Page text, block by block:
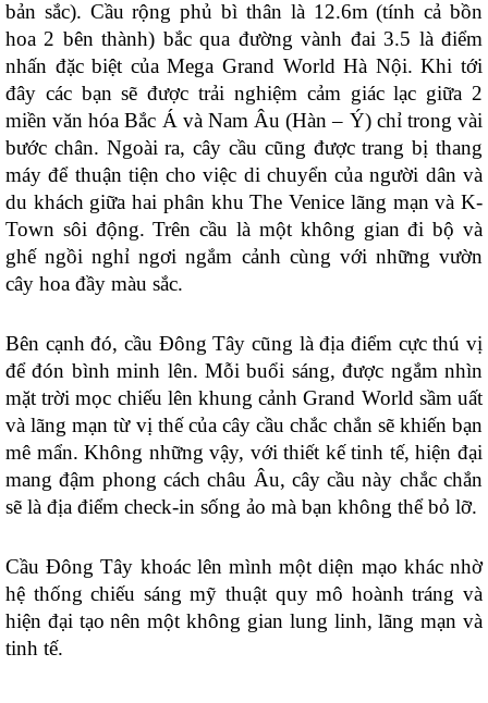
bản sắc). Cầu rộng phủ bì thân là 12.6m (tính cả bồn
hoa 2 bên thành) bắc qua đường vành đai 3.5 là điểm
nhấn đặc biệt của Mega Grand World Hà Nội. Khi tới
đây các bạn sẽ được trải nghiệm cảm giác lạc giữa 2
miền văn hóa Bắc Á và Nam Âu (Hàn – Ý) chỉ trong vài
bước chân. Ngoài ra, cây cầu cũng được trang bị thang
máy để thuận tiện cho việc di chuyển của người dân và
du khách giữa hai phân khu The Venice lãng mạn và K-
Town sôi động. Trên cầu là một không gian đi bộ và
ghế ngồi nghỉ ngơi ngắm cảnh cùng với những vườn
cây hoa đầy màu sắc.
Bên cạnh đó, cầu Đông Tây cũng là địa điểm cực thú vị
để đón bình minh lên. Mỗi buổi sáng, được ngắm nhìn
mặt trời mọc chiếu lên khung cảnh Grand World sầm uất
và lãng mạn từ vị thế của cây cầu chắc chắn sẽ khiến bạn
mê mẩn. Không những vậy, với thiết kế tinh tế, hiện đại
mang đậm phong cách châu Âu, cây cầu này chắc chắn
sẽ là địa điểm check-in sống ảo mà bạn không thể bỏ lỡ.
Cầu Đông Tây khoác lên mình một diện mạo khác nhờ
hệ thống chiếu sáng mỹ thuật quy mô hoành tráng và
hiện đại tạo nên một không gian lung linh, lãng mạn và
tinh tế.